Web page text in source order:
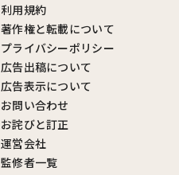
利用規約
著作権と転載について
プライバシーポリシー
広告出稿について
広告表示について
お問い合わせ
お詫びと訂正
運営会社
監修者一覧